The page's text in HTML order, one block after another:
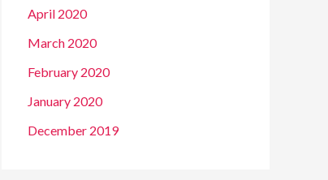
April 2020
March 2020
February 2020
January 2020
December 2019